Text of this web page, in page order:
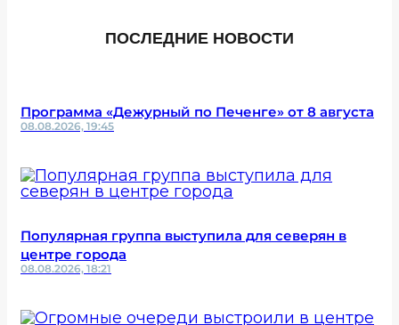
ПОСЛЕДНИЕ НОВОСТИ
Программа «Дежурный по Печенге» от 8 августа
08.08.2026, 19:45
Популярная группа выступила для северян в
центре города
08.08.2026, 18:21